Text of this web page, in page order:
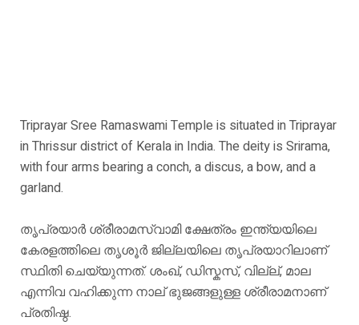
Triprayar Sree Ramaswami Temple is situated in Triprayar
in Thrissur district of Kerala in India. The deity is Srirama,
with four arms bearing a conch, a discus, a bow, and a
garland.
തൃപ്രയാർ ശ്രീരാമസ്വാമി ക്ഷേത്രം ഇന്ത്യയിലെ
കേരളത്തിലെ തൃശൂർ ജില്ലയിലെ തൃപ്രയാറിലാണ്
സ്ഥിതി ചെയ്യുന്നത്. ശംഖ്, ഡിസ്കസ്, വില്ല്, മാല
എന്നിവ വഹിക്കുന്ന നാല് ഭുജങ്ങളുള്ള ശ്രീരാമനാണ്
പ്രതിഷ്ഠ.